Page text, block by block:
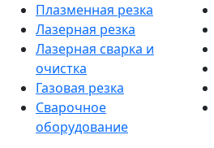
Плазменная резка
Лазерная резка
Лазерная сварка и
очистка
Газовая резка
Сварочное
оборудование